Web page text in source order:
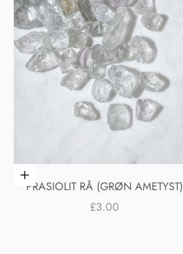
Føj til indkøbskurv
PRASIOLIT RÅ (GRØN AMETYST)
SALGSPRIS
£3.00